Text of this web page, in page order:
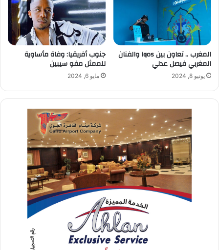
المغرب .. تعاون بين iqos والفنان
المغربي فيصل عدلي
يونيو 8, 2024
جنوب أفريقيا: وفاة مأساوية
للممثل مفو سيبين
مايو 6, 2024